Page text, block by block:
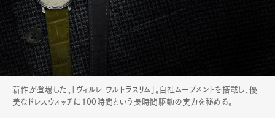
新作が登場した、「ヴィルレ ウルトラスリム」。自社ムーブメントを搭載し、優
美なドレスウォッチに100時間という長時間駆動の実力を秘める。